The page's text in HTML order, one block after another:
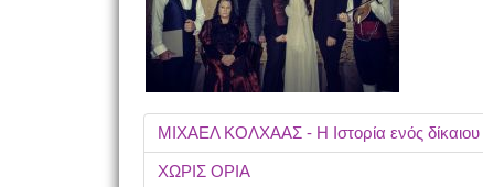
ΜΙΧΑΕΛ ΚΟΛΧΑΑΣ - Η Ιστορία ενός
ΧΩΡΙΣ ΟΡΙΑ